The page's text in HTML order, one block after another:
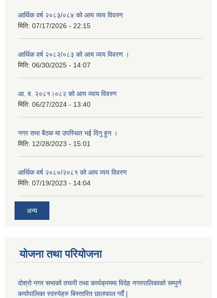
आर्थिक वर्ष २०८३/०८४ को आय व्यय विवरण
मिति: 07/17/2026 - 22:15
आर्थिक वर्ष २०८२/०८३ को आय व्यय विवरण ।
मिति: 06/30/2025 - 14:07
आ. व. २०८१।०८२ को आय व्याय विवरण
मिति: 06/27/2024 - 13:40
नगर सभा बैठक मा उपस्थित भई दिनु हुन ।
मिति: 12/28/2023 - 15:01
आर्थिक वर्ष २०८०/२०८१ को आय व्यय विवरण
मिति: 07/19/2023 - 14:04
अन्य
योजना तथा परियोजना
दोश्रो नगर सभाको तयारी तथा कार्यक्रममा विदेह नगरपालिकाको सम्पुर्ण
कर्यापालिका स्दस्येहरु बिस्तारित छालफाल गर्दै |